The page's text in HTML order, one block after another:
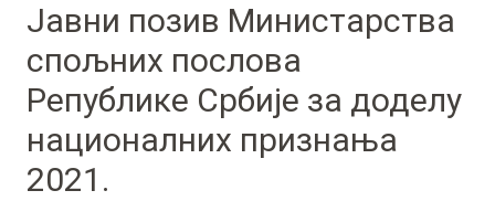
Jавни позив Министарства
спољних послова
Републике Србије за доделу
националних признања
2021.